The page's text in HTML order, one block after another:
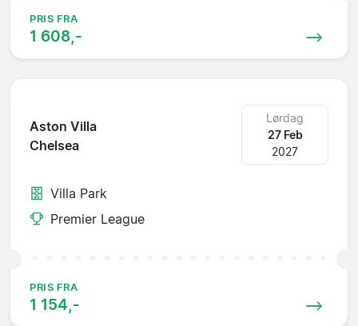
PRIS FRA
1 608,-
Aston Villa
Chelsea
Lørdag
27 Feb
2027
Villa Park
Premier League
PRIS FRA
1 154,-